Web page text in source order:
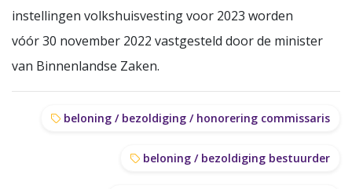
instellingen volkshuisvesting voor 2023 worden
vóór 30 november 2022 vastgesteld door de minister
van Binnenlandse Zaken.
beloning / bezoldiging / honorering commissaris
beloning / bezoldiging bestuurder